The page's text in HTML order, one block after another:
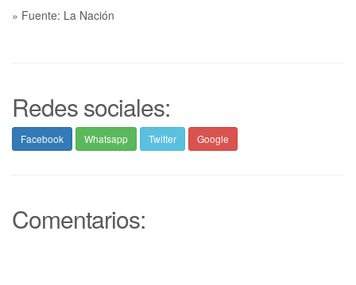
» Fuente: La Nación
Redes sociales:
Facebook Whatsapp Twitter Google
Comentarios: